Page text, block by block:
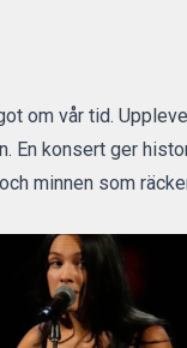
om vår tid.
En konsert ger
minnen som